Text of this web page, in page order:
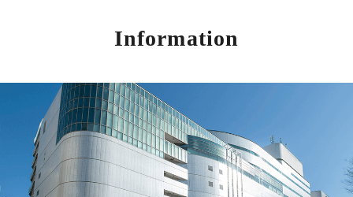
Information